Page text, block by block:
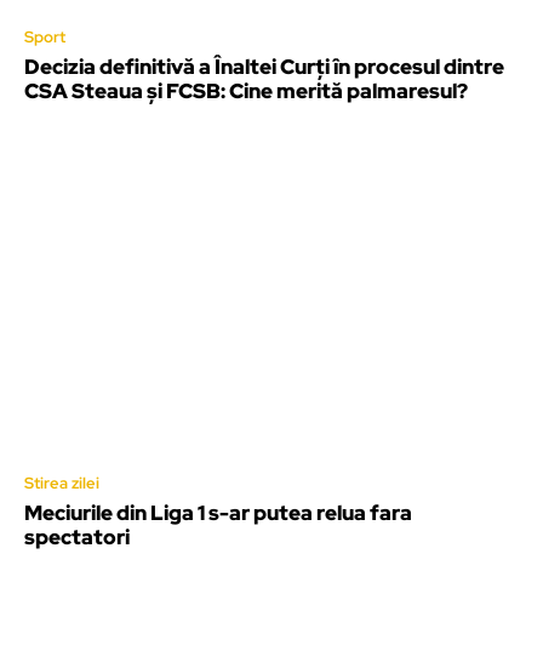
Sport
Decizia definitivă a Înaltei Curți în procesul dintre
CSA Steaua și FCSB: Cine merită palmaresul?
Stirea zilei
Meciurile din Liga 1 s-ar putea relua fara
spectatori